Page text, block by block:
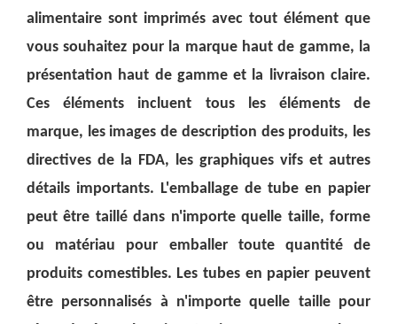
alimentaire sont imprimés avec tout élément que
vous souhaitez pour la marque haut de gamme, la
présentation haut de gamme et la livraison claire.
Ces éléments incluent tous les éléments de
marque, les images de description des produits, les
directives de la FDA, les graphiques vifs et autres
détails importants. L'emballage de tube en papier
peut être taillé dans n'importe quelle taille, forme
ou matériau pour emballer toute quantité de
produits comestibles. Les tubes en papier peuvent
être personnalisés à n'importe quelle taille pour